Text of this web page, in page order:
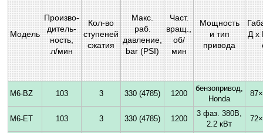
Модель
Произво-
дитель-
ность,
л/мин
Кол-во
ступеней
сжатия
Макс.
раб.
давление,
bar (PSI)
Част.
вращ.,
об/
мин
Мощность
и тип
привода
Д х
M6-BZ 103 3 330 (4785) 1200
бензопривод,
Honda
M6-ET 103 3 330 (4785) 1200
3 фаз. 380В,
2.2 кВт